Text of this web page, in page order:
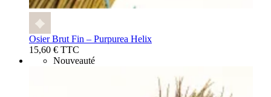
Osier Brut Fin – Purpurea Helix
15,60 € TTC
Nouveauté